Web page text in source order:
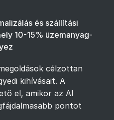
és szállítási
10-15% üzemanyag-
célzottan
kihívásait. A
el, amikor az AI
pontot